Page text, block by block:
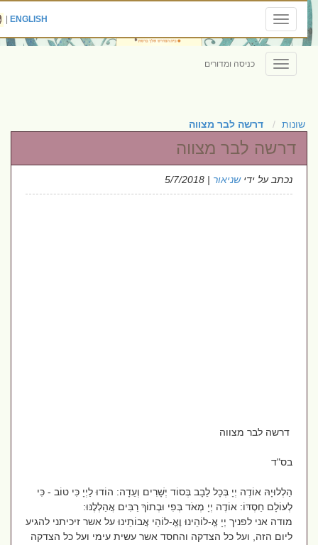
Toggle
navigation
ENGLISH
|
Toggle
navigation
כניסה ומדורים
שונות דרשה לבר מצווה
דרשה לבר מצווה
נכתב על ידישניאור| 5/7/2018
דרשה לבר מצווה
בס"ד
הַלְלוּיָהּ אוֹדֶה יְיָ בְּכָל לֵבָב בְּסוֹד יְשָׁרִים וְעֵדָה: הוֹדוּ לַיְיָ כִּי טוֹב - כִּי
לְעוֹלָם חַסְדּוֹ: אוֹדֶה יְיָ מְאֹד בְּפִי וּבְתוֹךְ רַבִּים אֲהַלְלֶנּוּ:
מודה אני לפניך יְיָ אֱ-לוֹהֵינוּ וֶאֱ-לוֹהַי אֲבוֹתֵינוּ על אשר זיכיתני להגיע
ליום הזה, ועל כל הצדקה והחסד אשר עשית עימי ועל כל הצדקה